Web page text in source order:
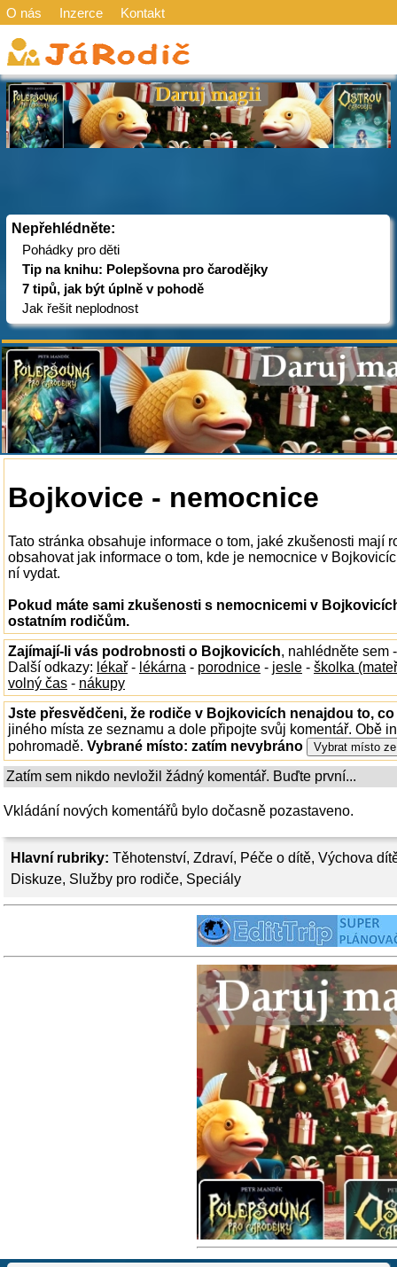
O nás Inzerce Kontakt
Nepřehlédněte:
Pohádky pro děti
Tip na knihu: Polepšovna pro čarodějky
7 tipů, jak být úplně v pohodě
Jak řešit neplodnost
Hlavní rubriky: Těhotenství, Zdraví, Péče o dítě, Výchova
Diskuze, Služby pro rodiče, Speciály
Bojkovice - nemocnice
Tato stránka obsahuje informace o tom, jaké zkušenosti mají
obsahovat jak informace o tom, kde je nemocnice v
ní vydat.
Pokud máte sami zkušenosti s nemocnicemi v
ostatním rodičům.
Zajímají-li vás podrobnosti o Bojkovicích, nahlédněte sem
Další odkazy: lékař - lékárna - porodnice - jesle - školka
volný čas - nákupy
Jste přesvědčeni, že rodiče v Bojkovicích nenajdou to,
jiného místa ze seznamu a dole připojte svůj komentář. Obě
pohromadě. Vybrané místo: zatím nevybráno
Zatím sem nikdo nevložil žádný komentář. Buďte první...
Vkládání nových komentářů bylo dočasně pozastaveno.